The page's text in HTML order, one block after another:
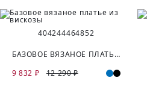
404244464852
БАЗОВОЕ ВЯЗАНОЕ ПЛАТЬЕ ИЗ ВИСКОЗЫ
9 832 ₽
12 290 ₽